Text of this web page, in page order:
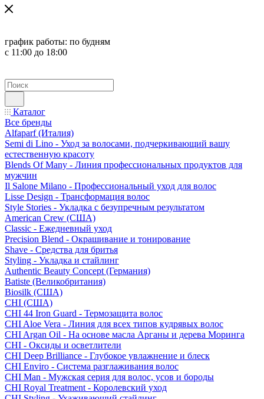
график работы: по будням
с 11:00 до 18:00
Каталог
Все бренды
Alfaparf (Италия)
Semi di Lino - Уход за волосами, подчеркивающий вашу
естественную красоту
Blends Of Many - Линия профессиональных продуктов для
мужчин
Il Salone Milano - Профессиональный уход для волос
Lisse Design - Трансформация волос
Style Stories - Укладка с безупречным результатом
American Crew (США)
Classic - Ежедневный уход
Precision Blend - Окрашивание и тонирование
Shave - Средства для бритья
Styling - Укладка и стайлинг
Authentic Beauty Concept (Германия)
Batiste (Великобритания)
Biosilk (США)
CHI (США)
CHI 44 Iron Guard - Термозащита волос
CHI Aloe Vera - Линия для всех типов кудрявых волос
CHI Argan Oil - На основе масла Арганы и дерева Моринга
CHI - Оксиды и осветлители
CHI Deep Brilliance - Глубокое увлажнение и блеск
CHI Enviro - Система разглаживания волос
CHI Man - Мужская серия для волос, усов и бороды
CHI Royal Treatment - Королевский уход